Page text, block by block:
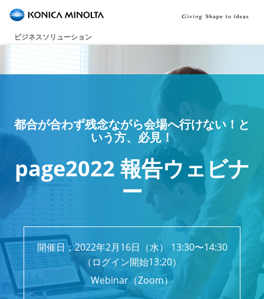
ビジネスソリューション
都合が合わず残念ながら会場へ行けない！と
いう方、必見！
page2022 報告ウェビナ
ー
開催日：2022年2月16日（水） 13:30〜14:30
（ログイン開始13:20）
Webinar（Zoom）